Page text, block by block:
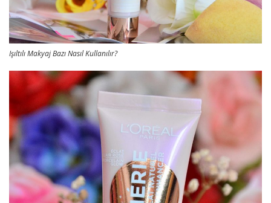
Işıltılı Makyaj Bazı Nasıl Kullanılır?